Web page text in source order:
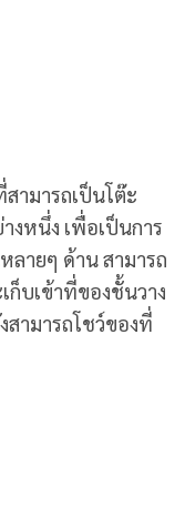
ามารถเป็นโต๊ะ
งหนึ่ง เพื่อเป็นการ
ลายๆ ด้าน สามารถ
ก็บเข้าที่ของชั้นวาง
สามารถโชว์ของที่